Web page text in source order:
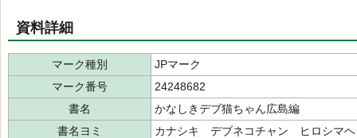
資料詳細
マーク種別
JPマーク
マーク番号
24248682
書名
かなしきデブ猫ちゃん広島編
書名ヨミ
カナシキ デブネコチャン ヒロシマヘ